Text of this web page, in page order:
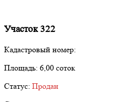
Участок 322
Кадастровый номер:
Площадь: 6,00 соток
Статус: Продан